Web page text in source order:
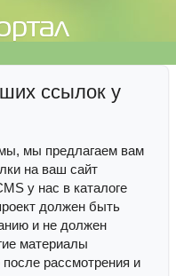
ссылок у
мы предлагаем вам
на ваш сайт
у нас в каталоге
должен быть
и не должен
материалы
рассмотрения и